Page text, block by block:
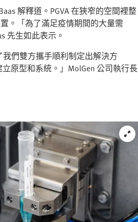
解釋道。PGVA 在狹窄的空間裡整
。「為了滿足疫情期間的大量需
先生如此表示。
我們雙方攜手順利制定出解決方
原型和系統。」MolGen 公司執行長